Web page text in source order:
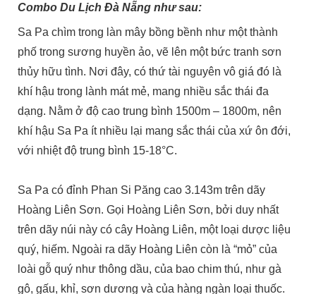
Combo Du Lịch Đà Nẵng như sau:
Sa Pa chìm trong làn mây bồng bềnh như một thành
phố trong sương huyền ảo, vẽ lên một bức tranh sơn
thủy hữu tình. Nơi đây, có thứ tài nguyên vô giá đó là
khí hậu trong lành mát mẻ, mang nhiều sắc thái đa
dạng. Nằm ở độ cao trung bình 1500m – 1800m, nên
khí hậu Sa Pa ít nhiều lại mang sắc thái của xứ ôn đới,
với nhiệt độ trung bình 15-18°C.
Sa Pa có đỉnh Phan Si Păng cao 3.143m trên dãy
Hoàng Liên Sơn. Gọi Hoàng Liên Sơn, bởi duy nhất
trên dãy núi này có cây Hoàng Liên, một loại dược liệu
quý, hiếm. Ngoài ra dãy Hoàng Liên còn là “mỏ” của
loài gỗ quý như thông dầu, của bao chim thú, như gà
gô, gấu, khỉ, sơn dương và của hàng ngàn loại thuốc.